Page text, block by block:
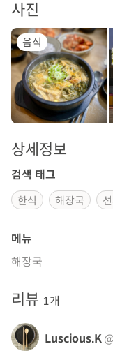
사진
음식
상세정보
검색 태그
한식 해장국
메뉴
해장국
리뷰 1개
Luscious.K